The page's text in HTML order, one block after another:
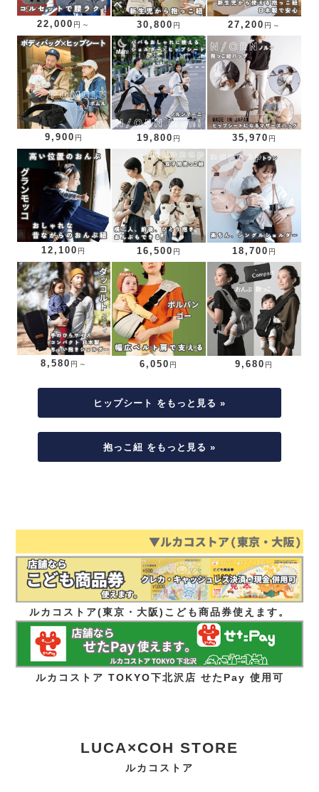
22,000 円～ 30,800 円 27,200 円～
9,900 円 19,800 円 35,970 円
12,100 円 16,500 円 18,700 円
8,580 円～ 6,050 円 9,680 円
ヒップシート をもっと見る »
抱っこ紐 をもっと見る »
ルカコストア(東京・大阪)こども商品券使えます。
ルカコストア TOKYO下北沢店 せたPay 使用可
LUCA×COH STORE
ルカコストア